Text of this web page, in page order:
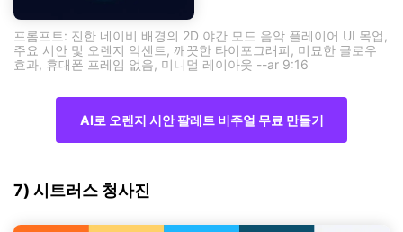
프롬프트: 진한 네이비 배경의 2D 야간 모드 음악 플레이어 UI 목업,
주요 시안 및 오렌지 악센트, 깨끗한 타이포그래피, 미묘한 글로우
효과, 휴대폰 프레임 없음, 미니멀 레이아웃 --ar 9:16
AI로 오렌지 시안 팔레트 비주얼 무료 만들기
7) 시트러스 청사진